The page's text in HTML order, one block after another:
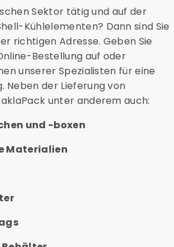
Sektor tätig und auf der
Kühlelementen? Dann sind Sie
richtigen Adresse. Geben Sie
Bestellung auf oder
unserer Spezialisten für eine
Neben der Lieferung von
unter anderem auch:
und -boxen
Materialien